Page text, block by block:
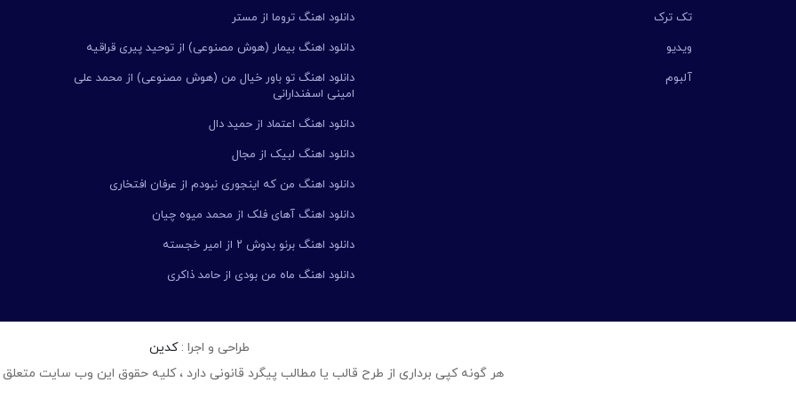
تک ترک
ویدیو
آلبوم
دانلود اهنگ تروما از مستر
دانلود اهنگ بیمار (هوش مصنوعی) از توحید پیری قراقیه
دانلود اهنگ تو باور خیال من (هوش مصنوعی) از محمد علی
امینی اسفندارانی
دانلود اهنگ اعتماد از حمید دال
دانلود اهنگ لبیک از مجال
دانلود اهنگ من که اینجوری نبودم از عرفان افتخاری
دانلود اهنگ آهای فلک از محمد میوه چیان
دانلود اهنگ برنو بدوش ۲ از امیر خجسته
دانلود اهنگ ماه من بودی از حامد ذاکری
طراحی و اجرا :کدین
هر گونه کپی برداری از طرح قالب یا مطالب پیگرد قانونی دارد ، کلیه حقوق این وب سایت